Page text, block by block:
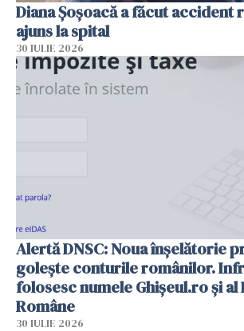
Diana Șoșoacă a făcut accident
ajuns la spital
30 IULIE 2026
Alertă DNSC: Noua înșelătorie
golește conturile românilor.
folosesc numele Ghișeul.ro și
Române
30 IULIE 2026